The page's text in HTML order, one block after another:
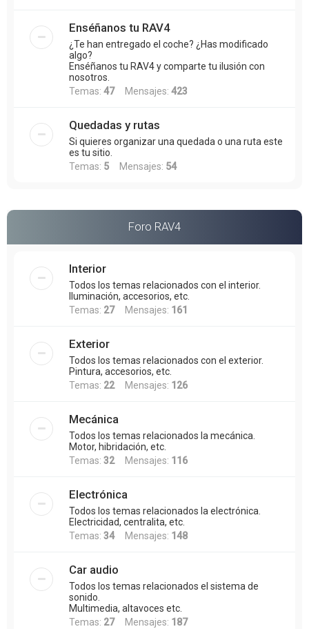
Enséñanos tu RAV4
¿Te han entregado el coche? ¿Has modificado
algo?
Enséñanos tu RAV4 y comparte tu ilusión con
nosotros.
Temas: 47Mensajes: 423
Quedadas y rutas
Si quieres organizar una quedada o una ruta este
es tu sitio.
Temas: 5 Mensajes: 54
Foro RAV4
Interior
Todos los temas relacionados con el interior.
Iluminación, accesorios, etc.
Temas: 27Mensajes: 161
Exterior
Todos los temas relacionados con el exterior.
Pintura, accesorios, etc.
Temas: 22Mensajes: 126
Mecánica
Todos los temas relacionados la mecánica.
Motor, hibridación, etc.
Temas: 32Mensajes: 116
Electrónica
Todos los temas relacionados la electrónica.
Electricidad, centralita, etc.
Temas: 34Mensajes: 148
Car audio
Todos los temas relacionados el sistema de
sonido.
Multimedia, altavoces etc.
Temas: 27Mensajes: 187